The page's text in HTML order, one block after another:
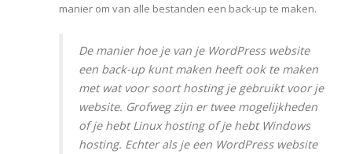
manier om van alle bestanden een back-up te maken.
De manier hoe je van je WordPress website
een back-up kunt maken heeft ook te maken
met wat voor soort hosting je gebruikt voor je
website. Grofweg zijn er twee mogelijkheden
of je hebt Linux hosting of je hebt Windows
hosting. Echter als je een WordPress website